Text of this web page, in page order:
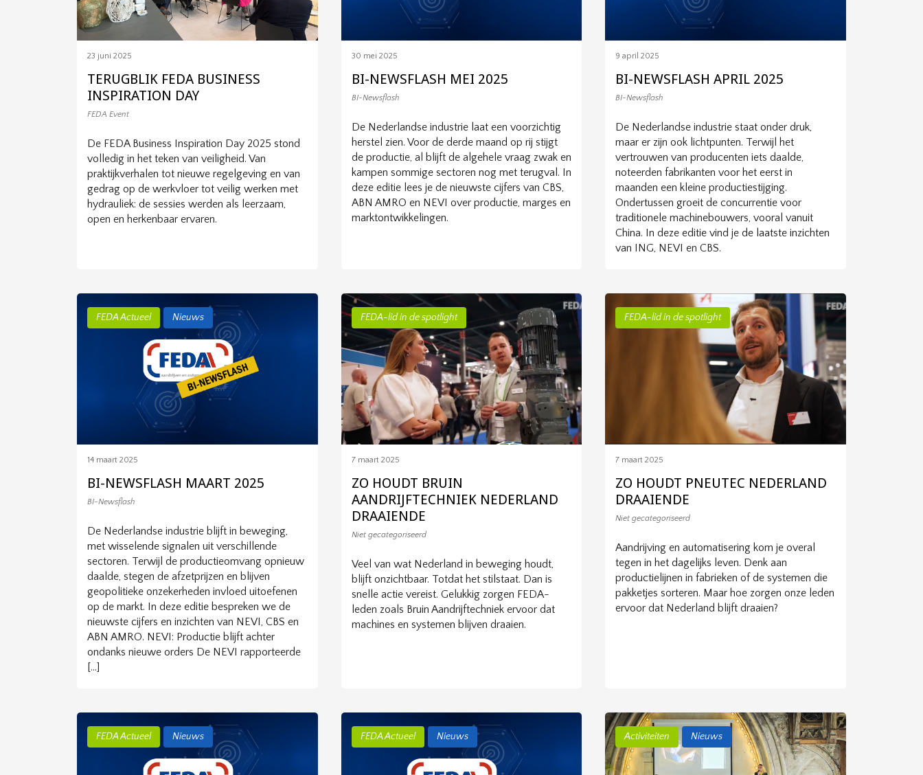
23 juni 2025
TERUGBLIK FEDA BUSINESS
INSPIRATION DAY
FEDA Event
De FEDA Business Inspiration Day 2025 stond
volledig in het teken van veiligheid. Van
praktijkverhalen tot nieuwe regelgeving en van
gedrag op de werkvloer tot veilig werken met
hydrauliek: de sessies werden als leerzaam,
open en herkenbaar ervaren.
30 mei 2025
BI-NEWSFLASH MEI 2025
BI-Newsflash
De Nederlandse industrie laat een voorzichtig
herstel zien. Voor de derde maand op rij stijgt
de productie, al blijft de algehele vraag zwak en
kampen sommige sectoren nog met terugval. In
deze editie lees je de nieuwste cijfers van CBS,
ABN AMRO en NEVI over productie, marges en
marktontwikkelingen.
9 april 2025
BI-NEWSFLASH APRIL 2025
BI-Newsflash
De Nederlandse industrie staat onder druk,
maar er zijn ook lichtpunten. Terwijl het
vertrouwen van producenten iets daalde,
noteerden fabrikanten voor het eerst in
maanden een kleine productiestijging.
Ondertussen groeit de concurrentie voor
traditionele machinebouwers, vooral vanuit
China. In deze editie vind je de laatste inzichten
van ING, NEVI en CBS.
FEDA Actueel Nieuws
14 maart 2025
BI-NEWSFLASH MAART 2025
BI-Newsflash
De Nederlandse industrie blijft in beweging,
met wisselende signalen uit verschillende
sectoren. Terwijl de productieomvang opnieuw
daalde, stegen de afzetprijzen en blijven
geopolitieke onzekerheden invloed uitoefenen
op de markt. In deze editie bespreken we de
nieuwste cijfers en inzichten van NEVI, CBS en
ABN AMRO. NEVI: Productie blijft achter
ondanks nieuwe orders De NEVI rapporteerde
[…]
FEDA-lid in de spotlight
7 maart 2025
ZO HOUDT BRUIN
AANDRIJFTECHNIEK NEDERLAND
DRAAIENDE
Niet gecategoriseerd
Veel van wat Nederland in beweging houdt,
blijft onzichtbaar. Totdat het stilstaat. Dan is
snelle actie vereist. Gelukkig zorgen FEDA-
leden zoals Bruin Aandrijftechniek ervoor dat
machines en systemen blijven draaien.
FEDA-lid in de spotlight
7 maart 2025
ZO HOUDT PNEUTEC NEDERLAND
DRAAIENDE
Niet gecategoriseerd
Aandrijving en automatisering kom je overal
tegen in het dagelijks leven. Denk aan
productielijnen in fabrieken of de systemen die
pakketjes sorteren. Maar hoe zorgen onze leden
ervoor dat Nederland blijft draaien?
FEDA Actueel Nieuws FEDA Actueel Nieuws Activiteiten Nieuws